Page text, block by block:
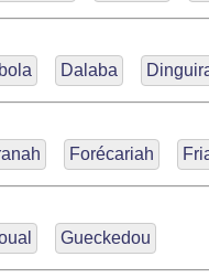
Dalaba
Forécariah
Gueckedou